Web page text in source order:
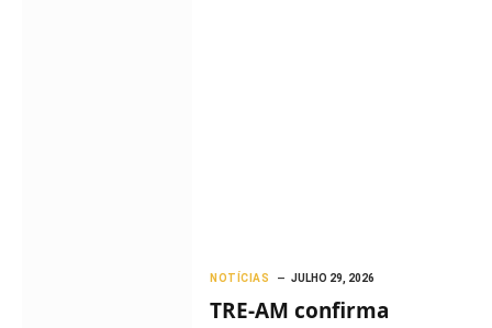
NOTÍCIAS JULHO 29, 2026
TRE-AM confirma